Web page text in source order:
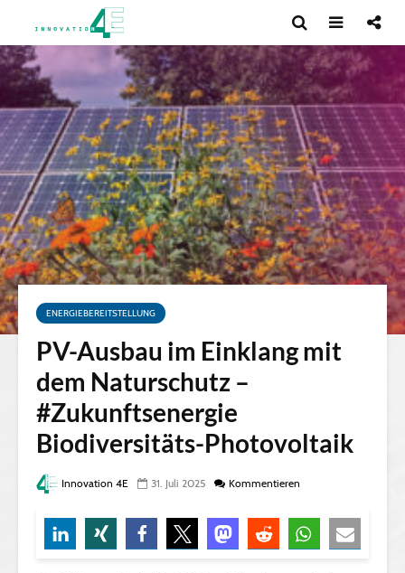
ENERGIEBEREITSTELLUNG
PV-Ausbau im Einklang mit
dem Naturschutz –
#Zukunftsenergie
Biodiversitäts-Photovoltaik
Innovation 4E 31. Juli 2025 Kommentieren